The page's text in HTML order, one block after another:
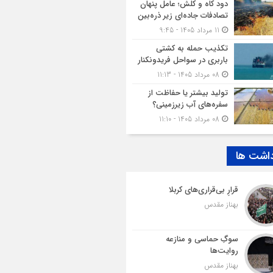
دود کاه و کلش؛ عامل پنهان
تصادفات جاده‌ای زیر ذره‌بین
تکذیب حمله به کشتی
باربری در سواحل فریدونکنار
تولید بیشتر یا حفاظت از
سفره‌های آب زیرزمینی؟
ها
قرارِ بی‌قراری‌های کربلا
بهناز مقدس
سوگِ حماسی و منازعه
روایت‌ها
بهناز مقدس